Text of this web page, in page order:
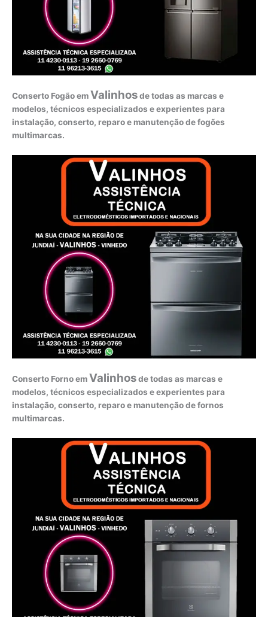
Conserto Fogão emValinhosde todas as marcas e
modelos, técnicos especializados e experientes para
instalação, conserto, reparo e manutenção de fogões
multimarcas.
Conserto Forno emValinhosde todas as marcas e
modelos, técnicos especializados e experientes para
instalação, conserto, reparo e manutenção de fornos
multimarcas.